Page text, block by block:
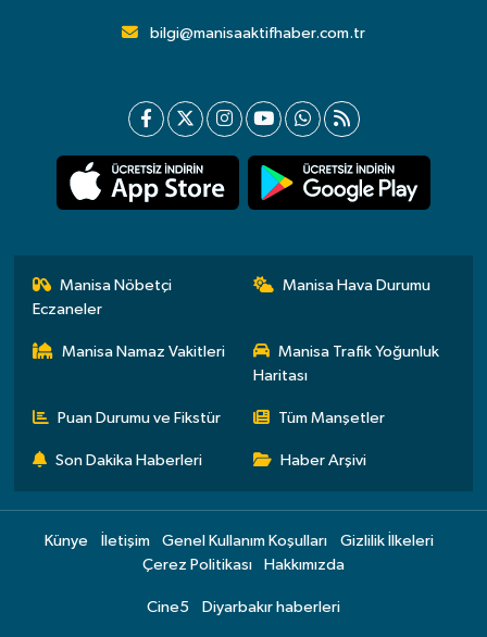
bilgi@manisaaktifhaber.com.tr
Manisa Nöbetçi
Eczaneler
Manisa Hava Durumu
Manisa Namaz Vakitleri
Manisa Trafik Yoğunluk
Haritası
Puan Durumu ve Fikstür Tüm Manşetler
Son Dakika Haberleri Haber Arşivi
Künye İletişim Genel Kullanım Koşulları
Gizlilik İlkeleri
Çerez Politikası
Hakkımızda
Cine5 Diyarbakır haberleri